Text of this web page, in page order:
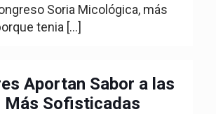
Soria Micológica, más
tenia […]
Aportan Sabor a las
Más Sofisticadas